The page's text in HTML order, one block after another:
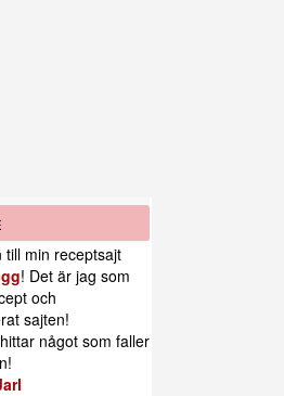
till min receptsajt
! Det är jag som
och
sajten!
något som faller